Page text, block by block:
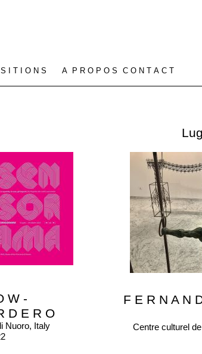
I T I O N S
W -
D E R O
Nuoro, Italy
F E R N A N
Centre culturel
A P R O P O S C O N T A C T